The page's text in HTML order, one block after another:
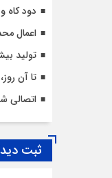
دود کاه
اعمال
تولید
تا آن
اتصالی
ثبت